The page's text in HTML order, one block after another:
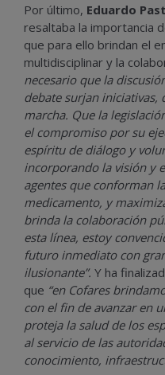
Por último, Eduardo
resaltaba la importancia
que para ello brindan el
multidisciplinar y la
necesario que la
debate surjan iniciativas,
marcha. Que la
el compromiso por su
espíritu de diálogo y
incorporando la visión y
agentes que conforman
medicamento, y
brinda la colaboración
esta línea, estoy
futuro inmediato con
ilusionante”. Y ha
que “en Cofares
con el fin de avanzar en
proteja la salud de los
al servicio de las
conocimiento,